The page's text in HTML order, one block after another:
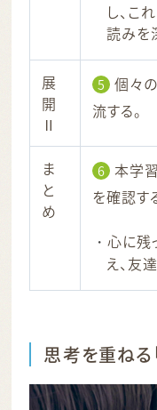
し、こ
読みを
展
開
Ⅱ
5 個々
流する。
ま
と
め
6 本学
を確認す
心に残
え、友
思考を重ねる